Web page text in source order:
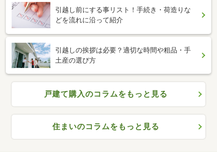
引越し前にする事リスト！手続き・荷造りな
どを流れに沿って紹介
引越しの挨拶は必要？適切な時間や粗品・手
土産の選び方
戸建て購入のコラムをもっと見る
住まいのコラムをもっと見る